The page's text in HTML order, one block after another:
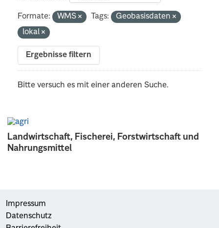
Landwirtschaft, Fischerei, Forstwirtschaft und
Nahrungsmittel
Formate: WMS Tags:
Geobasisdaten
lokal
Ergebnisse filtern
Bitte versuch es mit einer anderen Suche.
Impressum
Datenschutz